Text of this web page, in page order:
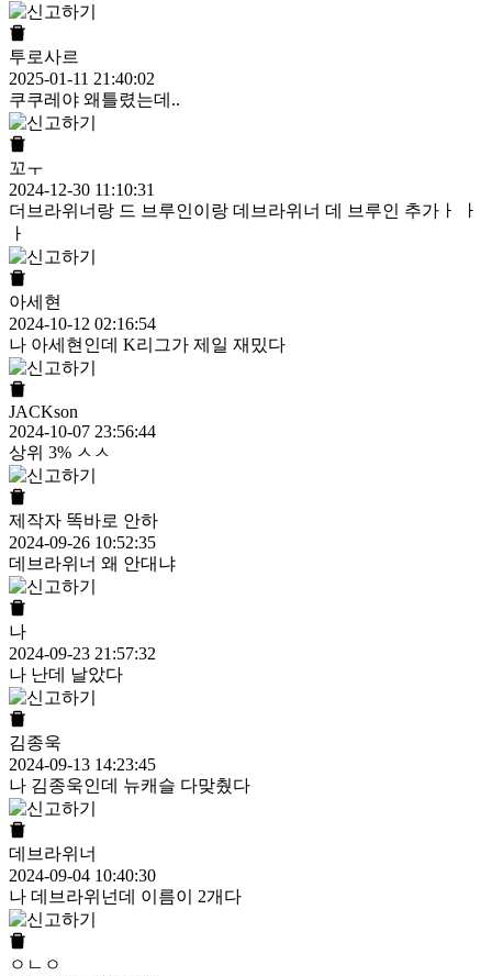
투로사르
2025-01-11 21:40:02
쿠쿠레야 왜틀렸는데..
꼬ㅜ
2024-12-30 11:10:31
더브라위너랑 드 브루인이랑 데브라위너 데 브루인 추가ㅏ ㅏ
ㅏ
아세현
2024-10-12 02:16:54
나 아세현인데 K리그가 제일 재밌다
JACKson
2024-10-07 23:56:44
상위 3% ㅅㅅ
제작자 똑바로 안하
2024-09-26 10:52:35
데브라위너 왜 안대냐
나
2024-09-23 21:57:32
나 난데 날았다
김종욱
2024-09-13 14:23:45
나 김종욱인데 뉴캐슬 다맞췄다
데브라위너
2024-09-04 10:40:30
나 데브라위넌데 이름이 2개다
ㅇㄴㅇ